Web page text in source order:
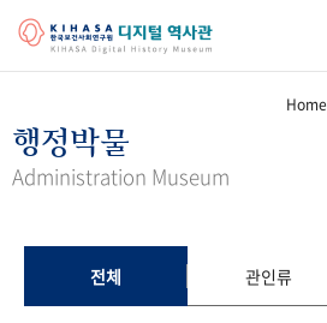
걸어온 길 기관 변천사
정책과 연구 키워드로 보는 연구 역사
간행물 변천사
Home
행정박물
Administration Museum
전체 관인류